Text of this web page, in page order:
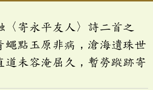
〈寄永平友人〉詩二首之
蠅點玉原非病，滄海遺珠世
道未容淹屈久，暫勞蹤跡寄